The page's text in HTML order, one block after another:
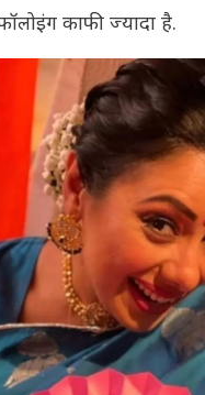
काफी ज्यादा है.